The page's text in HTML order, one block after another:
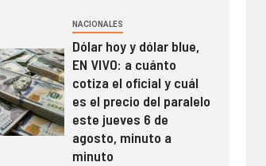
NACIONALES
Dólar hoy y dólar blue,
EN VIVO: a cuánto
cotiza el oficial y cuál
es el precio del paralelo
este jueves 6 de
agosto, minuto a
minuto